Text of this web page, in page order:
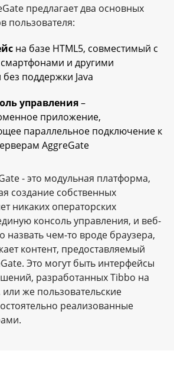
предлагает два основных
пользователя:
на базе HTML5, совместимый с
и другими
без поддержки Java
управления–
приложение,
параллельное подключение к
AggreGate
- это модульная платформа,
создание собственных
никаких операторских
консоль управления, и веб-
чем-то вроде браузера,
контент, предоставляемый
Это могут быть интерфейсы
разработанных Tibbo на
же пользовательские
реализованные